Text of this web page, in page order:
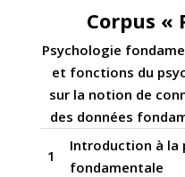
Corpus «
Psychologie
et fonctions du
sur la notion de
des données
1
Introduction à la
fondamentale